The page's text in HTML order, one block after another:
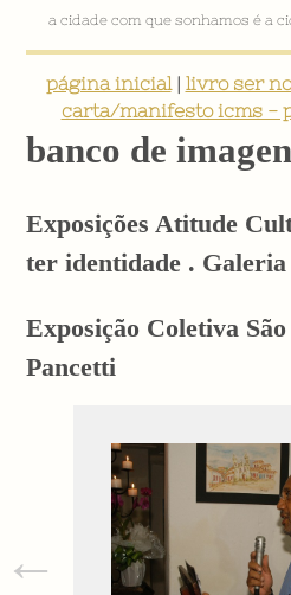
VÍDEO
página inicial| livro ser
carta/manifesto icms -
banco de
Exposições Atitude
ter identidade .
Exposição Coletiva
Pancetti
←